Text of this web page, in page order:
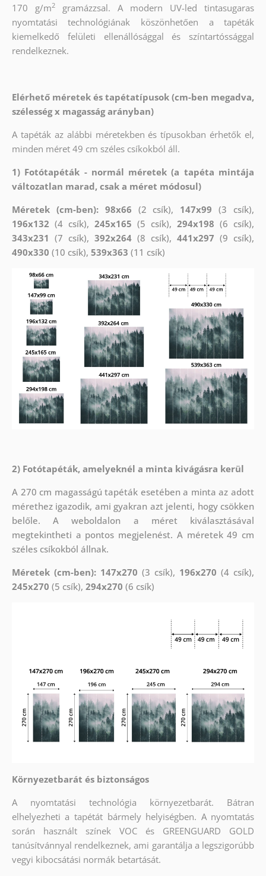
170 g/m2
gramázzsal. A modern UV-led tintasugaras
nyomtatási technológiának köszönhetően a tapéták
kiemelkedő felületi ellenállósággal és színtartóssággal
rendelkeznek.
Elérhető méretek és tapétatípusok (cm-ben megadva,
szélesség x magasság arányban)
A tapéták az alábbi méretekben és típusokban érhetők el,
minden méret 49 cm széles csíkokból áll.
1) Fotótapéták - normál méretek (a tapéta mintája
változatlan marad, csak a méret módosul)
Méretek (cm-ben): 98x66 (2 csík), 147x99 (3 csík),
196x132 (4 csík), 245x165 (5 csík),294x198 (6 csík),
343x231 (7 csík), 392x264 (8 csík),441x297 (9 csík),
490x330 (10 csík), 539x363 (11 csík)
2) Fotótapéták, amelyeknél a minta kivágásra kerül
A 270 cm magasságú tapéták esetében a minta az adott
mérethez igazodik, ami gyakran azt jelenti, hogy csökken
belőle. A weboldalon a méret kiválasztásával
megtekintheti a pontos megjelenést. A méretek 49 cm
széles csíkokból állnak.
Méretek (cm-ben): 147x270 (3 csík), 196x270 (4 csík),
245x270 (5 csík), 294x270 (6 csík)
Környezetbarát és biztonságos
A nyomtatási technológia környezetbarát. Bátran
elhelyezheti a tapétát bármely helyiségben. A nyomtatás
során használt színek VOC és GREENGUARD GOLD
tanúsítvánnyal rendelkeznek, ami garantálja a legszigorúbb
vegyi kibocsátási normák betartását.